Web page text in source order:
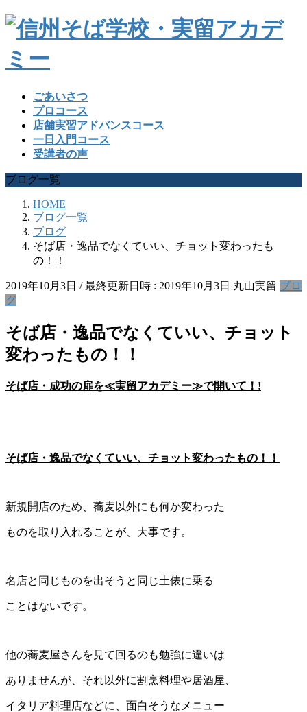
ごあいさつ
プロコース
店舗実習アドバンスコース
一日入門コース
受講者の声
ブログ一覧
HOME
ブログ一覧
ブログ
そば店・逸品でなくていい、チョット変わったも
の！！
2019年10月3日 / 最終更新日時 : 2019年10月3日 丸山実留 ブロ
グ
そば店・逸品でなくていい、チョット
変わったもの！！
そば店・成功の扉を≪実留アカデミー≫で開いて！!
そば店・ 逸品でなくていい、チョット変わったもの！！
新規開店のため、蕎麦以外にも何か変わった
ものを取り入れることが、大事です。
名店と同じものを出そうと同じ土俵に乗る
ことはないです。
他の蕎麦屋さんを見て回るのも勉強に違いは
ありませんが、それ以外に割烹料理や居酒屋、
イタリア料理店などに、面白そうなメニュー